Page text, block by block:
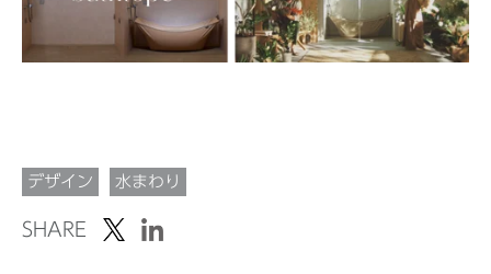
デザイン 水まわり
SHARE